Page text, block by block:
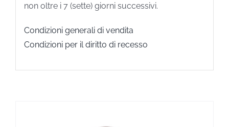
non oltre i 7 (sette) giorni successivi.
Condizioni generali di vendita
Condizioni per il diritto di recesso